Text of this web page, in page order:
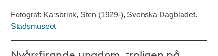
Fotograf: Karsbrink, Sten (1929-), Svenska Dagbladet.
Stadsmuseet